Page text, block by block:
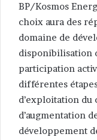
BP/Kosmos
choix aura des
domaine de
disponibilisation
participation
différentes
d’exploitation du
d’augmentation
développement